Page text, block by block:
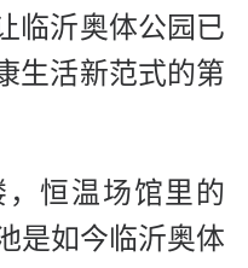
临沂奥体公园已
生活新范式的第
恒温场馆里的
是如今临沂奥体